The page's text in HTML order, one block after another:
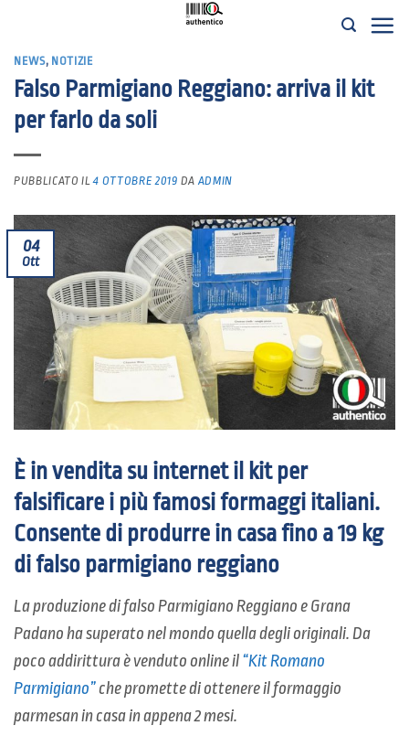
contenuti
NEWS, NOTIZIE
Falso Parmigiano Reggiano: arriva il kit
per farlo da soli
PUBBLICATO IL4 OTTOBRE 2019 DAADMIN
04
Ott
È in vendita su internet il kit per
falsificare i più famosi formaggi italiani.
Consente di produrre in casa fino a 19 kg
di falso parmigiano reggiano
La produzione di falso Parmigiano Reggiano e Grana
Padano ha superato nel mondo quella degli originali. Da
poco addirittura è venduto online il “Kit Romano
Parmigiano”che promette di ottenere il formaggio
parmesan in casa in appena 2 mesi.